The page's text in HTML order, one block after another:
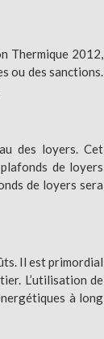
Thermique 2012,
ou des sanctions.
des loyers. Cet
de loyers
de loyers sera
Il est primordial
L’utilisation de
à long